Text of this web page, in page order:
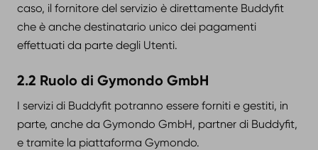
caso, il fornitore del servizio è direttamente Buddyfit
che è anche destinatario unico dei pagamenti
effettuati da parte degli Utenti.
2.2 Ruolo di Gymondo GmbH
I servizi di Buddyfit potranno essere forniti e gestiti, in
parte, anche da Gymondo GmbH, partner di Buddyfit,
e tramite la piattaforma Gymondo.